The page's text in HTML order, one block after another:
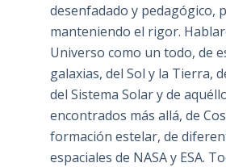
desenfadado y pedagógico,
manteniendo el rigor.
Universo como un todo, de
galaxias, del Sol y la Tierra,
del Sistema Solar y de
encontrados más allá, de
formación estelar, de
espaciales de NASA y ESA.